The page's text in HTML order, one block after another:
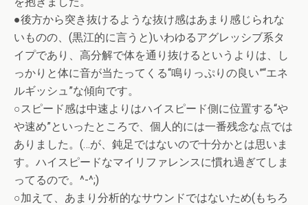
●後方から突き抜けるような抜け感はあまり感じられな
いものの、(黒江的に言うと)いわゆるアグレッシブ系タ
イプであり、高分解で体を通り抜けるというよりは、し
っかりと体に音が当たってくる“鳴りっぷりの良い”“エネ
ルギッシュ”な傾向です。
○スピード感は中速よりはハイスピード側に位置する“や
や速め”といったところで、個人的には一番残念な点では
ありました。(…が、鈍足ではないので十分かとは思いま
す。ハイスピードなマイリファレンスに慣れ過ぎてしま
ってるので。^-^;)
○加えて、あまり分析的なサウンドではないため(もちろ